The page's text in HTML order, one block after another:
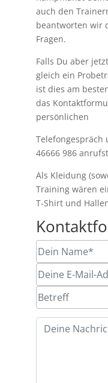
auch den
beantworten wir
Fragen.
Falls Du aber
gleich ein
ist dies am
das
persönlichen
Telefongespräch
46666 986
Als Kleidung
Training wären
T-Shirt und